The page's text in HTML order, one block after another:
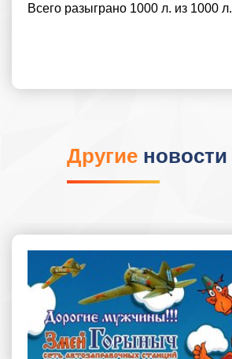
Всего разыграно 1000 л. из 1000 л.
Другие новости